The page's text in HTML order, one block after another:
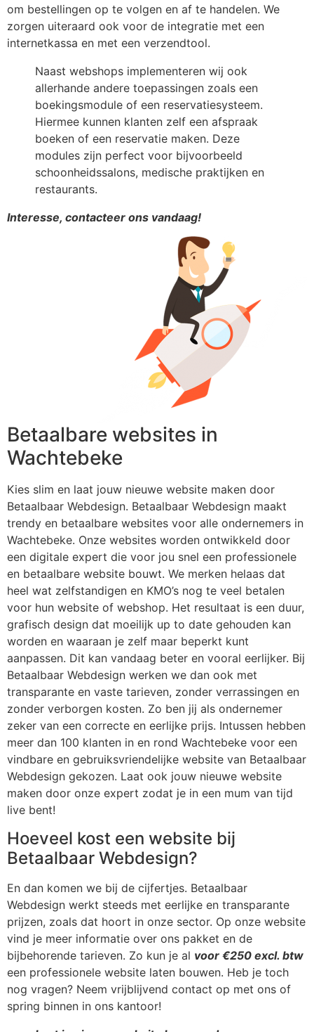
om bestellingen op te volgen en af te handelen. We
zorgen uiteraard ook voor de integratie met een
internetkassa en met een verzendtool.
Naast webshops implementeren wij ook
allerhande andere toepassingen zoals een
boekingsmodule of een reservatiesysteem.
Hiermee kunnen klanten zelf een afspraak
boeken of een reservatie maken. Deze
modules zijn perfect voor bijvoorbeeld
schoonheidssalons, medische praktijken en
restaurants.
Interesse, contacteer ons vandaag!
Betaalbare websites in
Wachtebeke
Kies slim en laat jouw nieuwe website maken door
Betaalbaar Webdesign. Betaalbaar Webdesign maakt
trendy en betaalbare websites voor alle ondernemers in
Wachtebeke. Onze websites worden ontwikkeld door
een digitale expert die voor jou snel een professionele
en betaalbare website bouwt. We merken helaas dat
heel wat zelfstandigen en KMO’s nog te veel betalen
voor hun website of webshop. Het resultaat is een duur,
grafisch design dat moeilijk up to date gehouden kan
worden en waaraan je zelf maar beperkt kunt
aanpassen. Dit kan vandaag beter en vooral eerlijker. Bij
Betaalbaar Webdesign werken we dan ook met
transparante en vaste tarieven, zonder verrassingen en
zonder verborgen kosten. Zo ben jij als ondernemer
zeker van een correcte en eerlijke prijs. Intussen hebben
meer dan 100 klanten in en rond Wachtebeke voor een
vindbare en gebruiksvriendelijke website van Betaalbaar
Webdesign gekozen. Laat ook jouw nieuwe website
maken door onze expert zodat je in een mum van tijd
live bent!
Hoeveel kost een website bij
Betaalbaar Webdesign?
En dan komen we bij de cijfertjes. Betaalbaar
Webdesign werkt steeds met eerlijke en transparante
prijzen, zoals dat hoort in onze sector. Op onze website
vind je meer informatie over ons pakket en de
bijbehorende tarieven. Zo kun je al voor €250 excl. btw
een professionele website laten bouwen. Heb je toch
nog vragen? Neem vrijblijvend contact op met ons of
spring binnen in ons kantoor!